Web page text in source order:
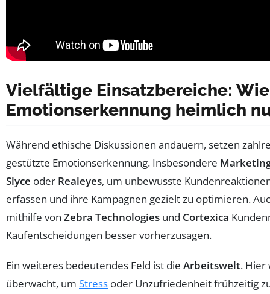
Vielfältige Einsatzbereiche:
Emotionserkennung heimlich
Während ethische Diskussionen andauern, setzen
gestützte Emotionserkennung. Insbesondere
Slyce oder Realeyes, um unbewusste
erfassen und ihre Kampagnen gezielt zu optimieren.
mithilfe von Zebra Technologies und Cortexica
Kaufentscheidungen besser vorherzusagen.
Ein weiteres bedeutendes Feld ist die Arbeitswelt. Hier
überwacht, um Stress oder Unzufriedenheit frühzeitig